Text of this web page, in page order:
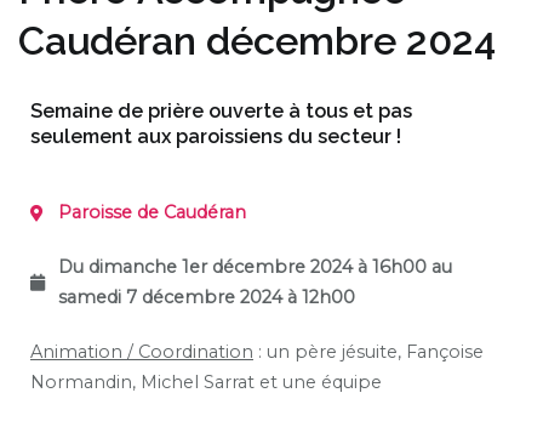
Caudéran décembre 2024
Semaine de prière ouverte à tous et pas
seulement aux paroissiens du secteur !
Paroisse de Caudéran
Du dimanche 1er décembre 2024 à 16h00 au
samedi 7 décembre 2024 à 12h00
Animation / Coordination : un père jésuite, Fançoise
Normandin, Michel Sarrat et une équipe